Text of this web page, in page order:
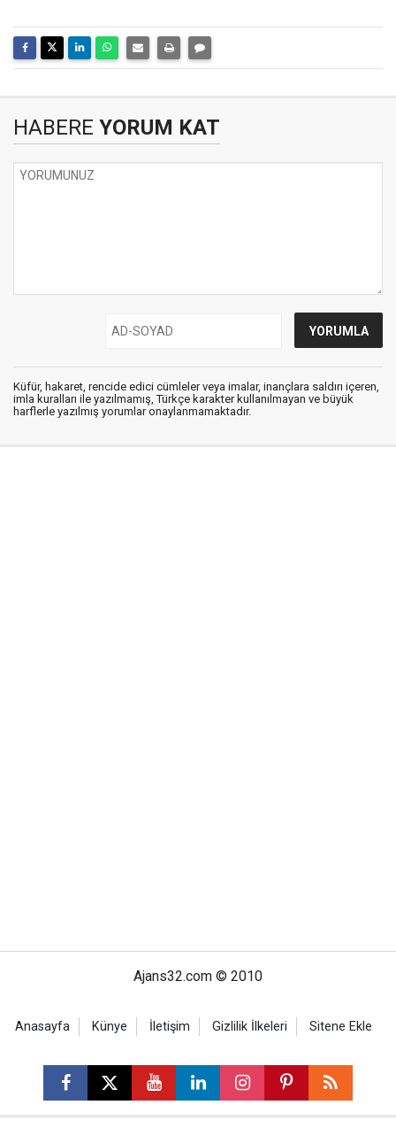
HABERE YORUM KAT
Küfür, hakaret, rencide edici cümleler veya imalar, inançlara saldırı içeren,
imla kuralları ile yazılmamış, Türkçe karakter kullanılmayan ve büyük
harflerle yazılmış yorumlar onaylanmamaktadır.
Ajans32.com © 2010
Anasayfa Künye İletişim Gizlilik İlkeleri Sitene Ekle